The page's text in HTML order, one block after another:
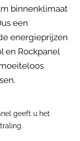
binnenklimaat
een
energieprijzen
en Rockpanel
geeft u het